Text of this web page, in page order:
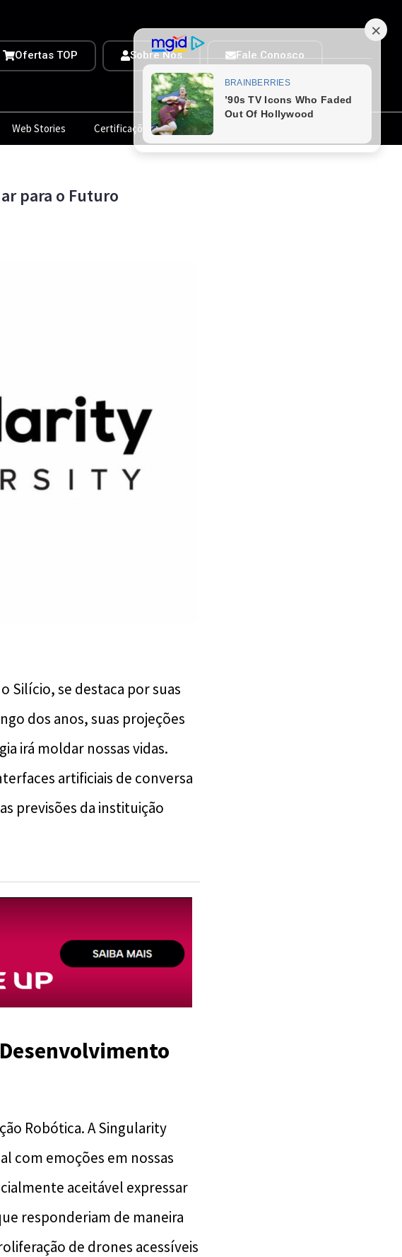
Ofertas TOP Sobre Nós Fale Conosco
Web Stories Certificações Ofertas TOP
para o Futuro
Silício, se destaca por suas
dos anos, suas projeções
irá moldar nossas vidas.
artificiais de conversa
previsões da instituição
Robótica. A Singularity
com emoções em nossas
aceitável expressar
responderiam de maneira
de drones acessíveis